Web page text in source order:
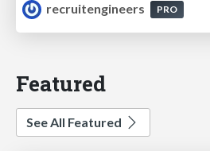
recruitengineers
PRO
Featured
See All Featured